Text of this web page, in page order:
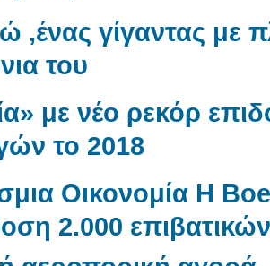
,ένας γίγαντας με
του
με νέο ρεκόρ
το 2018
Οικονομία Η
2.000